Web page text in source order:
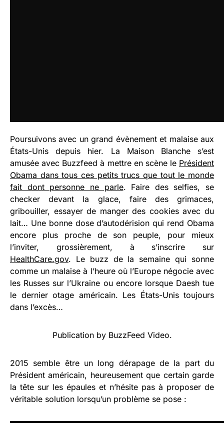
Poursuivons avec un grand évènement et malaise aux
États-Unis depuis hier. La Maison Blanche s’est
amusée avec Buzzfeed à mettre en scène le Président
Obama dans tous ces petits trucs que tout le monde
fait dont personne ne parle. Faire des selfies, se
checker devant la glace, faire des grimaces,
gribouiller, essayer de manger des cookies avec du
lait… Une bonne dose d’autodérision qui rend Obama
encore plus proche de son peuple, pour mieux
l’inviter, grossièrement, à s’inscrire sur
HealthCare.gov. Le buzz de la semaine qui sonne
comme un malaise à l’heure où l’Europe négocie avec
les Russes sur l’Ukraine ou encore lorsque Daesh tue
le dernier otage américain. Les États-Unis toujours
dans l’excès…
Publicationby BuzzFeed Video.
2015 semble être un long dérapage de la part du
Président américain, heureusement que certain garde
la tête sur les épaules et n’hésite pas à proposer de
véritable solution lorsqu’un problème se pose :